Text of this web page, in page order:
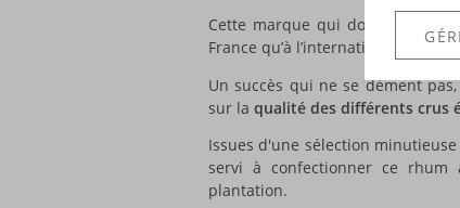
Cette marque qui domine le
France qu’à l’international.
Un succès qui ne se dément
sur la qualité des différents crus
Issues d'une sélection
servi à confectionner ce
plantation.